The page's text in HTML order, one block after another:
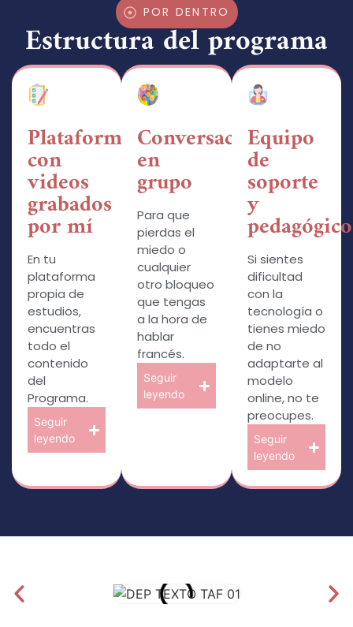
POR DENTRO
Estructura del programa
Plataforma
con
videos
grabados
por mí
En tu
plataforma
propia de
estudios,
encuentras
todo el
contenido
del
Programa.
Seguir
leyendo
Conversación
en
grupo
Para que
pierdas el
miedo o
cualquier
otro bloqueo
que tengas
a la hora de
hablar
francés.
Seguir
leyendo
Equipo
de
soporte
y
pedagógico
Si sientes
dificultad
con la
tecnología o
tienes miedo
de no
adaptarte al
modelo
online, no te
preocupes.
Seguir
leyendo